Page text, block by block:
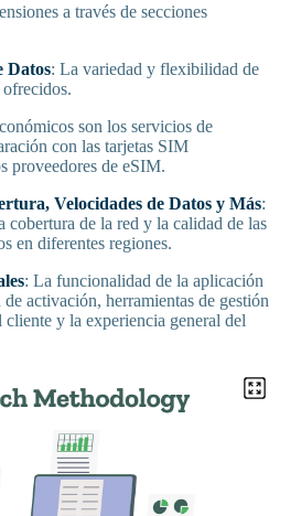
a través de secciones
Datos: La variedad y flexibilidad de
ofrecidos.
son los servicios de
con las tarjetas SIM
proveedores de eSIM.
Velocidades de Datos y Más:
cobertura de la red y la calidad de las
en diferentes regiones.
: La funcionalidad de la aplicación
activación, herramientas de gestión
cliente y la experiencia general del